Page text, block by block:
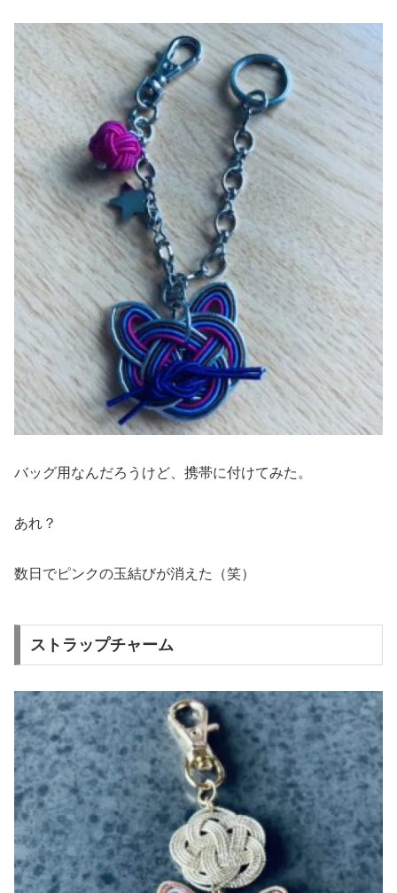
バッグ用なんだろうけど、携帯に付けてみた。
あれ？
数日でピンクの玉結びが消えた（笑）
ストラップチャーム